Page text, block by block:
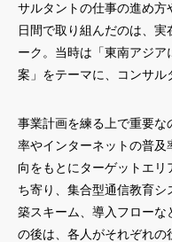
サルタントの仕事の進め
日間で取り組んだのは、
ーク。当時は「東南アジ
案」をテーマに、コンサル
事業計画を練る上で重要
率やインターネットの普
向をもとにターゲットエ
ち寄り、集合型通信教育
築スキーム、導入フローな
の後は、各人がそれぞれの